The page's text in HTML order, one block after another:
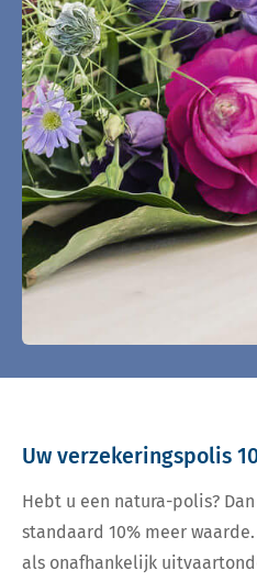
Uw verzekeringspolis
Hebt u een natura-polis?
standaard 10% meer
als onafhankelijk